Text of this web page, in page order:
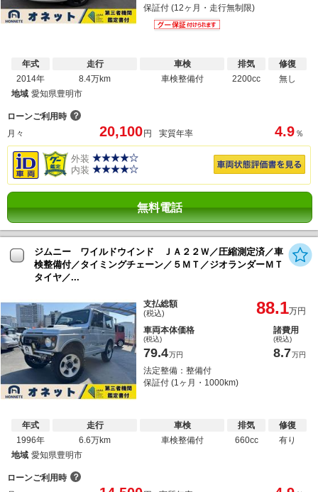
保証付 (12ヶ月・走行無制限)
年式
2014年
走行
8.4万km
車検
車検整備付
排気
2200cc
修復
無し
地域 愛知県豊明市
ローンご利用時 ？
月々
20,100 円 実質年率 4.9 ％
外装
内装
無料電話
ジムニー ワイルドウインド ＪＡ２２Ｗ／圧縮測定済／車
検整備付／タイミングチェーン／５ＭＴ／ジオランダーＭＴ
タイヤ／...
支払総額
(税込) 88.1万円
車両本体価格
(税込)
79.4万円
諸費用
(税込)
8.7万円
法定整備：整備付
保証付 (1ヶ月・1000km)
年式
1996年
走行
6.6万km
車検
車検整備付
排気
660cc
修復
有り
地域 愛知県豊明市
ローンご利用時 ？